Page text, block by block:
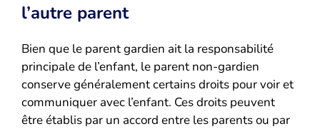
l’autre parent
Bien que le parent gardien ait la responsabilité
principale de l’enfant, le parent non-gardien
conserve généralement certains droits pour voir et
communiquer avec l’enfant. Ces droits peuvent
être établis par un accord entre les parents ou par